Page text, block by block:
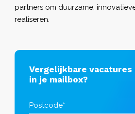
partners om duurzame,
realiseren.
Vergelijkbare vacatures
in je mailbox?
Postcode*